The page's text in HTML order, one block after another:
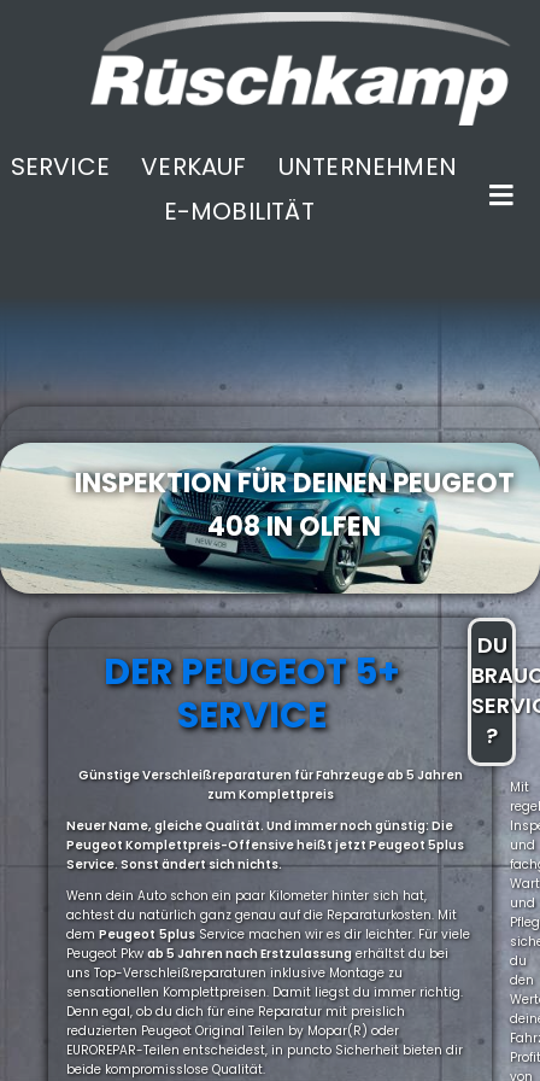
SERVICE VERKAUF
UNTERNEHMEN
E-MOBILITÄT
.
INSPEKTION FÜR DEINEN PEUGEOT
408 IN OLFEN
DER PEUGEOT 5+
SERVICE
Günstige Verschleißreparaturen für Fahrzeuge ab 5 Jahren
zum Komplettpreis
Neuer Name, gleiche Qualität. Und immer noch günstig: Die
Peugeot Komplettpreis-Offensive heißt jetzt Peugeot 5plus
Service. Sonst ändert sich nichts.
Wenn dein Auto schon ein paar Kilometer hinter sich hat,
achtest du natürlich ganz genau auf die Reparaturkosten. Mit
dem Peugeot 5plusService machen wir es dir leichter. Für viele
Peugeot Pkwab 5 Jahren nach Erstzulassungerhältst du bei
uns Top-Verschleißreparaturen inklusive Montage zu
sensationellen Komplettpreisen. Damit liegst du immer richtig.
Denn egal, ob du dich für eine Reparatur mit preislich
reduzierten Peugeot Original Teilen by Mopar(R) oder
EUROREPAR-Teilen entscheidest, in puncto Sicherheit bieten dir
beide kompromisslose Qualität.
DU
?
Mit
und
und
du
den
von